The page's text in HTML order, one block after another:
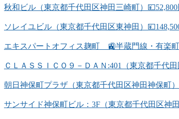
秋和ビル（東京都千代田区神田三崎町）
ソレイユビル（東京都千代田区東神田）
エキスパートオフィス麹町 🚉半蔵門線・有楽
ＣＬＡＳＳＩＣＯ９－ＤＡＮ:401（東京都千代
朝日神保町プラザ（東京都千代田区神田神保町
サンサイド神保町ビル：3F（東京都千代田区神